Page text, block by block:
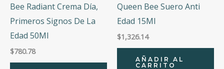
Bee Radiant Crema Día,
Primeros Signos De La
Edad 50Ml
$780.78
Queen Bee Suero Anti
Edad 15Ml
$1,326.14
AÑADIR AL
CARRITO